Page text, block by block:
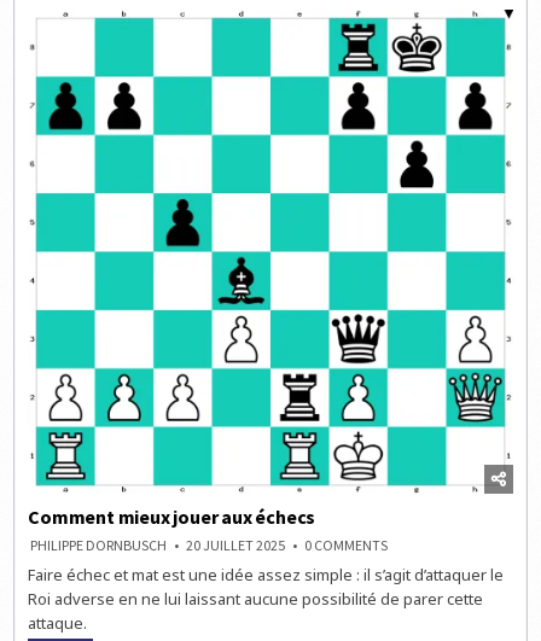
Comment mieux jouer aux échecs
PHILIPPE DORNBUSCH 20 JUILLET 2025 0 COMMENTSON
MIEUX
JOUER
AUX
Faire échec et mat est une idée assez simple : il s’agit d’attaquer le
Roi adverse en ne lui laissant aucune possibilité de parer cette
attaque.